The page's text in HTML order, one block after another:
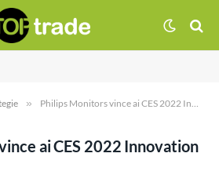
» Philips Monitors vince ai CES 2022 Innovation Awards
ai CES 2022 Innovation